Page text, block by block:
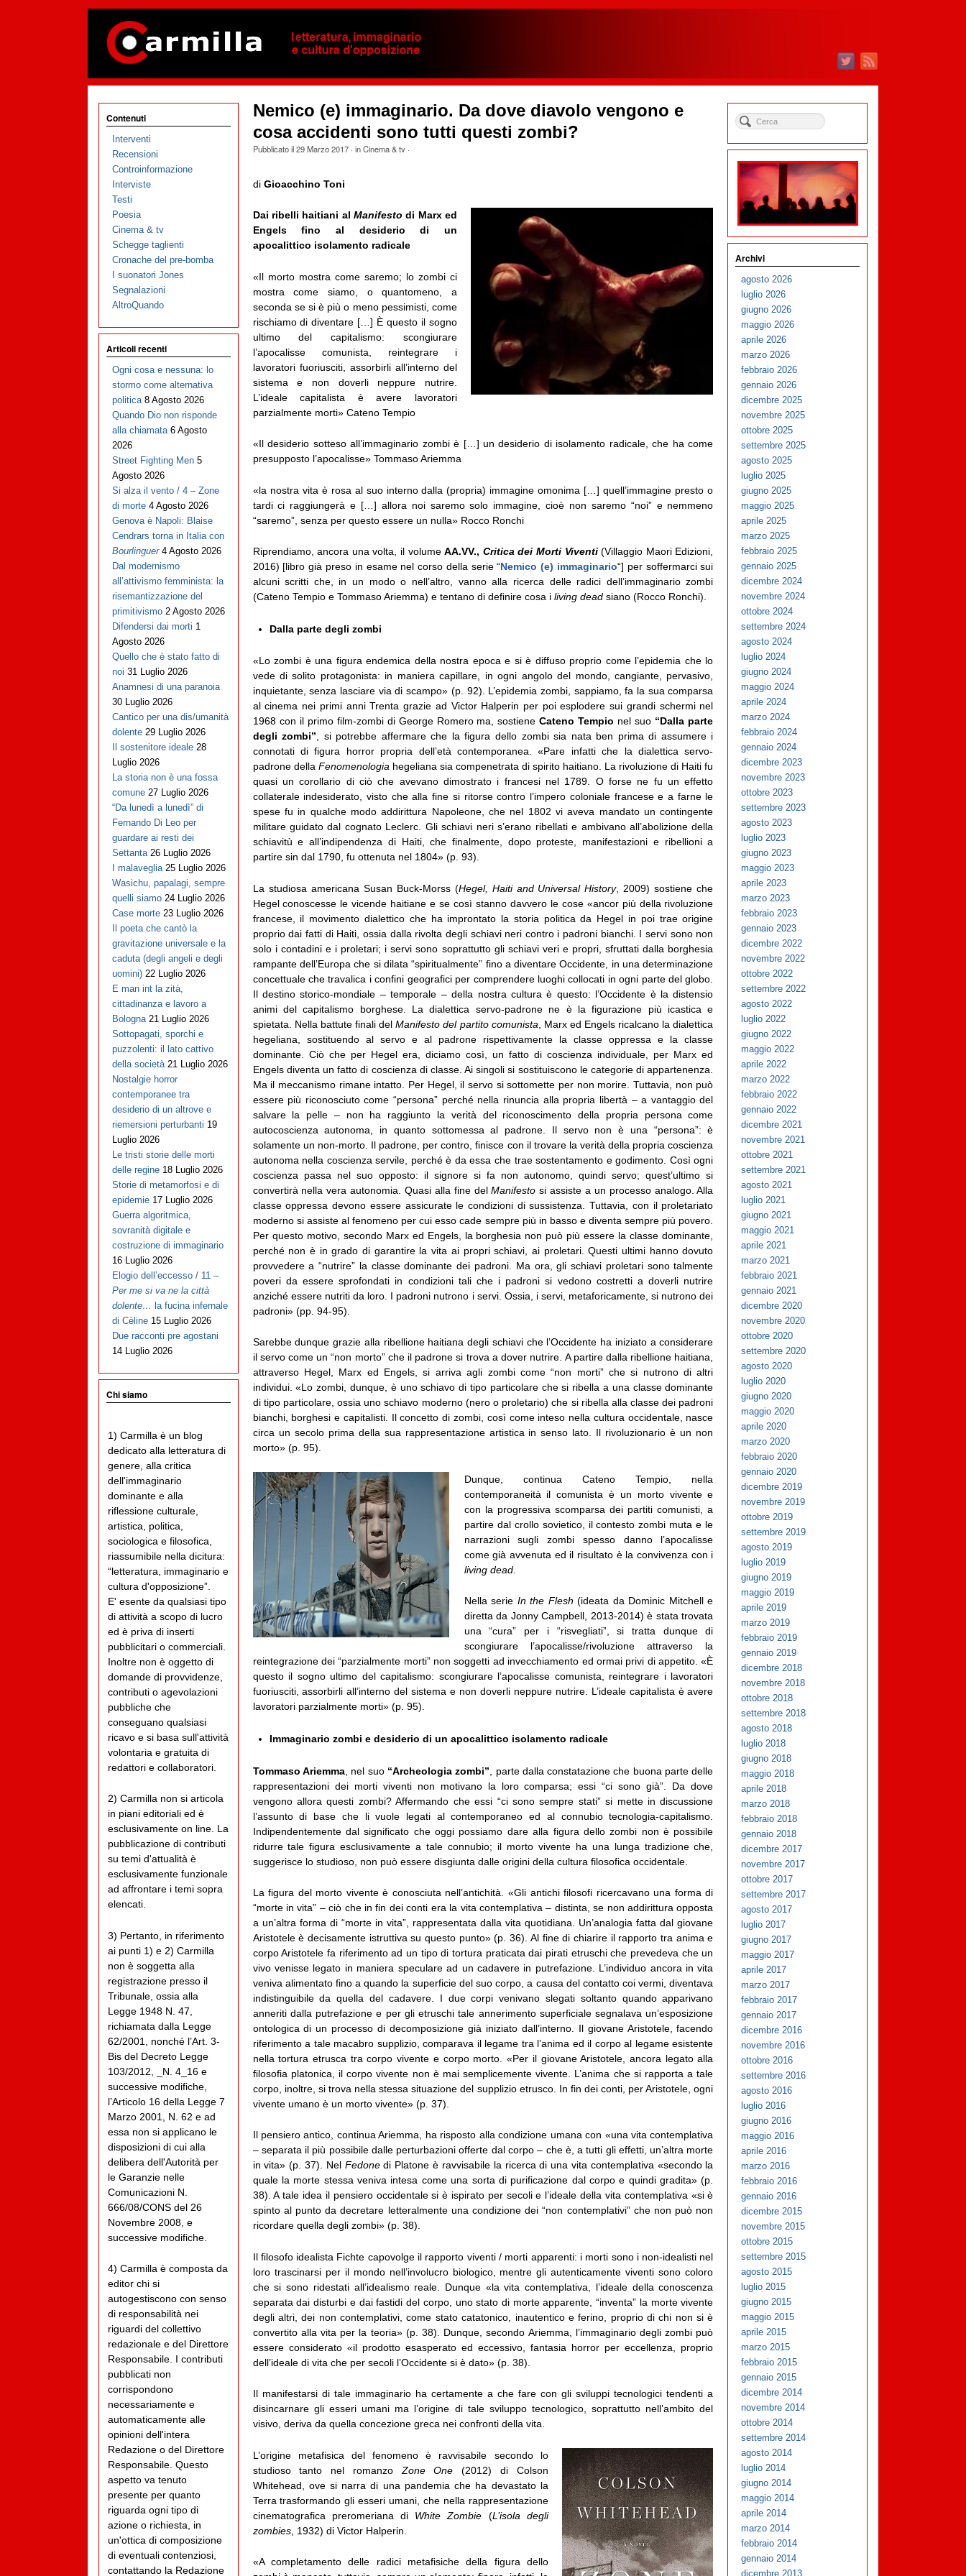
Nemico (e) immaginario. Da dove diavolo vengono e
cosa accidenti sono tutti questi zombi?
Pubblicato il29 Marzo 2017· inCinema & tv·
di Gioacchino Toni
Dai ribelli haitiani al Manifesto di Marx ed
Engels fino al desiderio di un
apocalittico isolamento radicale
«Il morto mostra come saremo; lo zombi ci
mostra come siamo, o quantomeno, a
seconda se si è più o meno pessimisti, come
rischiamo di diventare […] È questo il sogno
ultimo del capitalismo: scongiurare
l’apocalisse comunista, reintegrare i
lavoratori fuoriusciti, assorbirli all’interno del
sistema e non doverli neppure nutrire.
L’ideale capitalista è avere lavoratori
parzialmente morti» Cateno Tempio
«Il desiderio sotteso all’immaginario zombi è […] un desiderio di isolamento radicale, che ha come
presupposto l’apocalisse» Tommaso Ariemma
«la nostra vita è rosa al suo interno dalla (propria) immagine omonima […] quell’immagine presto o
tardi ci raggiungerà e […] allora noi saremo solo immagine, cioè non saremo “noi” e nemmeno
“saremo”, senza per questo essere un nulla» Rocco Ronchi
Riprendiamo, ancora una volta, il volumeAA.VV., Critica dei Morti Viventi(Villaggio Maori Edizioni,
2016) [libro già preso in esame nel corso della serie “Nemico (e) immaginario“] per soffermarci sui
alcuni scritti che, in un modo o nell’altro, vanno alla ricerca delle radici dell’immaginario zombi
(Cateno Tempio e Tommaso Ariemma) e tentano di definire cosa i living deadsiano (Rocco Ronchi).
Dalla parte degli zombi
«Lo zombi è una figura endemica della nostra epoca e si è diffuso proprio come l’epidemia che lo
vede di solito protagonista: in maniera capillare, in ogni angolo del mondo, cangiante, pervasivo,
inquietante, senza lasciare via di scampo» (p. 92). L’epidemia zombi, sappiamo, fa la sua comparsa
al cinema nei primi anni Trenta grazie ad Victor Halperin per poi esplodere sui grandi schermi nel
1968 con il primo film-zombi di George Romero ma, sostieneCateno Tempio nel suo “Dalla parte
degli zombi”, si potrebbe affermare che la figura dello zombi sia nata ben prima di assumere i
connotati di figura horror propria dell’età contemporanea. «Pare infatti che la dialettica servo-
padrone della Fenomenologiahegeliana sia compenetrata di spirito haitiano. La rivoluzione di Haiti fu
quasi un corollario di ciò che avevano dimostrato i francesi nel 1789. O forse ne fu un effetto
collaterale indesiderato, visto che alla fine si ritorse contro l’impero coloniale francese e a farne le
spese fu in qualche modo addirittura Napoleone, che nel 1802 vi aveva mandato un contingente
militare guidato dal cognato Leclerc. Gli schiavi neri s’erano ribellati e ambivano all’abolizione della
schiavitù e all’indipendenza di Haiti, che finalmente, dopo proteste, manifestazioni e ribellioni a
partire sin dal 1790, fu ottenuta nel 1804» (p. 93).
La studiosa americana Susan Buck-Morss (Hegel, Haiti and Universal History, 2009) sostiene che
Hegel conoscesse le vicende haitiane e se così stanno davvero le cose «ancor più della rivoluzione
francese, il movimento dialettico che ha improntato la storia politica da Hegel in poi trae origine
proprio dai fatti di Haiti, ossia dalla rivolta degli schiavi neri contro i padroni bianchi. I servi sono non
solo i contadini e i proletari; i servi sono soprattutto gli schiavi veri e propri, sfruttati dalla borghesia
rampante dell’Europa che si dilata “spiritualmente” fino a diventare Occidente, in una determinazione
concettuale che travalica i confini geografici per comprendere luoghi collocati in ogni parte del globo.
Il destino storico-mondiale – temporale – della nostra cultura è questo: l’Occidente è la distensio
animi del capitalismo borghese. La dialettica servo-padrone ne è la figurazione più icastica e
spietata. Nella battute finali delManifesto del partito comunista , Marx ed Engels ricalcano la dialettica
hegeliana, sostituendo al servo e al padrone rispettivamente la classe oppressa e la classe
dominante. Ciò che per Hegel era, diciamo così, un fatto di coscienza individuale, per Marx ed
Engels diventa un fatto di coscienza di classe. Ai singoli si sostituiscono le categorie di appartenenza.
Ma il meccanismo rimane intatto. Per Hegel, il servo si sottomette per non morire. Tuttavia, non può
essere più riconosciuto come “persona” perché nella rinuncia alla propria libertà – a vantaggio del
salvare la pelle – non ha raggiunto la verità del riconoscimento della propria persona come
autocoscienza autonoma, in quanto sottomessa al padrone. Il servo non è una “persona”: è
solamente un non-morto. Il padrone, per contro, finisce con il trovare la verità della propria coscienza
autonoma nella coscienza servile, perché è da essa che trae sostentamento e godimento. Così ogni
coscienza passa nel suo opposto: il signore si fa non autonomo, quindi servo; quest’ultimo si
convertirà nella vera autonomia. Quasi alla fine delManifesto si assiste a un processo analogo. Alla
classe oppressa devono essere assicurate le condizioni di sussistenza. Tuttavia, con il proletariato
moderno si assiste al fenomeno per cui esso cade sempre più in basso e diventa sempre più povero.
Per questo motivo, secondo Marx ed Engels, la borghesia non può più essere la classe dominante,
perché non è in grado di garantire la vita ai propri schiavi, ai proletari. Questi ultimi hanno dovuto
provvedere a “nutrire” la classe dominante dei padroni. Ma ora, gli schiavi proletari sono talmente
poveri da essere sprofondati in condizioni tali che i padroni si vedono costretti a doverli nutrire
anziché essere nutriti da loro. I padroni nutrono i servi. Ossia, i servi, metaforicamente, si nutrono dei
padroni» (pp. 94-95).
Sarebbe dunque grazie alla ribellione haitiana degli schiavi che l’Occidente ha iniziato a considerare
il servo come un “non morto” che il padrone si trova a dover nutrire. A partire dalla ribellione haitiana,
attraverso Hegel, Marx ed Engels, si arriva agli zombi come “non morti” che si nutrono di altri
individui. «Lo zombi, dunque, è uno schiavo di tipo particolare che si ribella a una classe dominante
di tipo particolare, ossia uno schiavo moderno (nero o proletario) che si ribella alla classe dei padroni
bianchi, borghesi e capitalisti. Il concetto di zombi, così come inteso nella cultura occidentale, nasce
circa un secolo prima della sua rappresentazione artistica in senso lato. Il rivoluzionario è un non
morto» (p. 95).
Dunque, continua Cateno Tempio, nella
contemporaneità il comunista è un morto vivente e
con la progressiva scomparsa dei partiti comunisti, a
partire dal crollo sovietico, il contesto zombi muta e le
narrazioni sugli zombi spesso danno l’apocalisse
come già avvenuta ed il risultato è la convivenza con i
living dead.
Nella serie In the Flesh (ideata da Dominic Mitchell e
diretta da Jonny Campbell, 2013-2014) è stata trovata
una “cura” per i “risvegliati”, si tratta dunque di
scongiurare l’apocalisse/rivoluzione attraverso la
reintegrazione dei “parzialmente morti” non soggetti ad invecchiamento ed ormai privi di appetito. «È
questo il sogno ultimo del capitalismo: scongiurare l’apocalisse comunista, reintegrare i lavoratori
fuoriusciti, assorbirli all’interno del sistema e non doverli neppure nutrire. L’ideale capitalista è avere
lavoratori parzialmente morti» (p. 95).
Immaginario zombi e desiderio di un apocalittico isolamento radicale
Tommaso Ariemma, nel suo“Archeologia zombi” , parte dalla constatazione che buona parte delle
rappresentazioni dei morti viventi non motivano la loro comparsa; essi “ci sono già”. Da dove
vengono allora questi zombi? Affermando che essi “ci sono sempre stati” si mette in discussione
l’assunto di base che li vuole legati al contemporaneo ed al connubio tecnologia-capitalismo.
Indipendentemente dal significato che oggi possiamo dare alla figura dello zombi non è possibile
ridurre tale figura esclusivamente a tale connubio; il morto vivente ha una lunga tradizione che,
suggerisce lo studioso, non può essere disgiunta dalle origini della cultura filosofica occidentale.
La figura del morto vivente è conosciuta nell’antichità. «Gli antichi filosofi ricercavano una forma di
“morte in vita” – ciò che in fin dei conti era la vita contemplativa – distinta, se non addirittura opposta
a un’altra forma di “morte in vita”, rappresentata dalla vita quotidiana. Un’analogia fatta dal giovane
Aristotele è decisamente istruttiva su questo punto» (p. 36). Al fine di chiarire il rapporto tra anima e
corpo Aristotele fa riferimento ad un tipo di tortura praticata dai pirati etruschi che prevedeva che un
vivo venisse legato in maniera speculare ad un cadavere in putrefazione. L’individuo ancora in vita
veniva alimentato fino a quando la superficie del suo corpo, a causa del contatto coi vermi, diventava
indistinguibile da quella del cadavere. I due corpi venivano slegati soltanto quando apparivano
anneriti dalla putrefazione e per gli etruschi tale annerimento superficiale segnalava un’esposizione
ontologica di un processo di decomposizione già iniziato dall’interno. Il giovane Aristotele, facendo
riferimento a tale macabro supplizio, comparava il legame tra l’anima ed il corpo al legame esistente
nella tortura etrusca tra corpo vivente e corpo morto. «Per il giovane Aristotele, ancora legato alla
filosofia platonica, il corpo vivente non è mai semplicemente vivente. L’anima che si rapporta a tale
corpo, inoltre, si trova nella stessa situazione del supplizio etrusco. In fin dei conti, per Aristotele, ogni
vivente umano è un morto vivente» (p. 37).
Il pensiero antico, continua Ariemma, ha risposto alla condizione umana con «una vita contemplativa
– separata il più possibile dalle perturbazioni offerte dal corpo – che è, a tutti gli effetti, un’altra morte
in vita» (p. 37). Nel Fedonedi Platone è ravvisabile la ricerca di una vita contemplativa «secondo la
quale la morte stessa veniva intesa come una sorta di purificazione dal corpo e quindi gradita» (p.
38). A tale idea il pensiero occidentale si è ispirato per secoli e l’ideale della vita contemplativa «si è
spinto al punto da decretare letteralmente una condizione dei “non contemplativi” che non può non
ricordare quella degli zombi» (p. 38).
Il filosofo idealista Fichte capovolge il rapporto viventi / morti apparenti: i morti sono i non-idealisti nel
loro trascinarsi per il mondo nell’involucro biologico, mentre gli autenticamente viventi sono coloro
che si sono ridestati all’idealismo reale. Dunque «la vita contemplativa, l’ideale della conoscenza
separata dai disturbi e dai fastidi del corpo, uno stato di morte apparente, “inventa” la morte vivente
degli altri, dei non contemplativi, come stato catatonico, inautentico e ferino, proprio di chi non si è
convertito alla vita per la teoria» (p. 38). Dunque, secondo Ariemma, l’immaginario degli zombi può
essere considerato «il prodotto esasperato ed eccessivo, fantasia horror per eccellenza, proprio
dell’ideale di vita che per secoli l’Occidente si è dato» (p. 38).
Il manifestarsi di tale immaginario ha certamente a che fare con gli sviluppi tecnologici tendenti a
disincarnare gli esseri umani ma l’origine di tale sviluppo tecnologico, soprattutto nell’ambito del
visivo, deriva da quella concezione greca nei confronti della vita.
L’origine metafisica del fenomeno è ravvisabile secondo lo
studioso tanto nel romanzo Zone One (2012) di Colson
Whitehead, ove si narra di una pandemia che ha devastato la
Terra trasformando gli esseri umani, che nella rappresentazione
cinematografica preromeriana di White Zombie (L’isola degli
zombies, 1932) di Victor Halperin.
«A completamento delle radici metafisiche della figura dello
Contenuti
Interventi
Recensioni
Controinformazione
Interviste
Testi
Poesia
Cinema & tv
Schegge taglienti
Cronache del pre-bomba
I suonatori Jones
Segnalazioni
AltroQuando
Articoli recenti
Ogni cosa e nessuna: lo
stormo come alternativa
politica 8 Agosto 2026
Quando Dio non risponde
alla chiamata 6 Agosto
2026
Street Fighting Men 5
Agosto 2026
Si alza il vento / 4 – Zone
di morte 4 Agosto 2026
Genova è Napoli: Blaise
Cendrars torna in Italia con
Bourlinguer 4 Agosto 2026
Dal modernismo
all’attivismo femminista: la
risemantizzazione del
primitivismo 2 Agosto 2026
Difendersi dai morti 1
Agosto 2026
Quello che è stato fatto di
noi 31 Luglio 2026
Anamnesi di una paranoia
30 Luglio 2026
Cantico per una dis/umanità
dolente 29 Luglio 2026
Il sostenitore ideale 28
Luglio 2026
La storia non è una fossa
comune 27 Luglio 2026
“Da lunedì a lunedì” di
Fernando Di Leo per
guardare ai resti dei
Settanta 26 Luglio 2026
I malaveglia 25 Luglio 2026
Wasichu, papalagi, sempre
quelli siamo 24 Luglio 2026
Case morte 23 Luglio 2026
Il poeta che cantò la
gravitazione universale e la
caduta (degli angeli e degli
uomini) 22 Luglio 2026
E man int la zità,
cittadinanza e lavoro a
Bologna 21 Luglio 2026
Sottopagati, sporchi e
puzzolenti: il lato cattivo
della società 21 Luglio 2026
Nostalgie horror
contemporanee tra
desiderio di un altrove e
riemersioni perturbanti 19
Luglio 2026
Le tristi storie delle morti
delle regine 18 Luglio 2026
Storie di metamorfosi e di
epidemie 17 Luglio 2026
Guerra algoritmica,
sovranità digitale e
costruzione di immaginario
16 Luglio 2026
Elogio dell’eccesso / 11 –
Per me si va ne la città
dolente… la fucina infernale
di Cèline 15 Luglio 2026
Due racconti pre agostani
14 Luglio 2026
Chi siamo
1) Carmilla è un blog
dedicato alla letteratura di
genere, alla critica
dell'immaginario
dominante e alla
riflessione culturale,
artistica, politica,
sociologica e filosofica,
riassumibile nella dicitura:
“letteratura, immaginario e
cultura d'opposizione”.
E' esente da qualsiasi tipo
di attività a scopo di lucro
ed è priva di inserti
pubblicitari o commerciali.
Inoltre non è oggetto di
domande di provvidenze,
contributi o agevolazioni
pubbliche che
conseguano qualsiasi
ricavo e si basa sull'attività
volontaria e gratuita di
redattori e collaboratori.
2) Carmilla non si articola
in piani editoriali ed è
esclusivamente on line. La
pubblicazione di contributi
su temi d'attualità è
esclusivamente funzionale
ad affrontare i temi sopra
elencati.
3) Pertanto, in riferimento
ai punti 1) e 2) Carmilla
non è soggetta alla
registrazione presso il
Tribunale, ossia alla
Legge 1948 N. 47,
richiamata dalla Legge
62/2001, nonché l’Art. 3-
Bis del Decreto Legge
103/2012, _N. 4_16 e
successive modifiche,
l’Articolo 16 della Legge 7
Marzo 2001, N. 62 e ad
essa non si applicano le
disposizioni di cui alla
delibera dell'Autorità per
le Garanzie nelle
Comunicazioni N.
666/08/CONS del 26
Novembre 2008, e
successive modifiche.
4) Carmilla è composta da
editor chi si
autogestiscono con senso
di responsabilità nei
riguardi del collettivo
redazionale e del Direttore
Responsabile. I contributi
pubblicati non
corrispondono
necessariamente e
automaticamente alle
opinioni dell'intera
Redazione o del Direttore
Responsabile. Questo
aspetto va tenuto
presente per quanto
riguarda ogni tipo di
azione o richiesta, in
un'ottica di composizione
di eventuali contenziosi,
contattando la Redazione
Archivi
agosto 2026
luglio 2026
giugno 2026
maggio 2026
aprile 2026
marzo 2026
febbraio 2026
gennaio 2026
dicembre 2025
novembre 2025
ottobre 2025
settembre 2025
agosto 2025
luglio 2025
giugno 2025
maggio 2025
aprile 2025
marzo 2025
febbraio 2025
gennaio 2025
dicembre 2024
novembre 2024
ottobre 2024
settembre 2024
agosto 2024
luglio 2024
giugno 2024
maggio 2024
aprile 2024
marzo 2024
febbraio 2024
gennaio 2024
dicembre 2023
novembre 2023
ottobre 2023
settembre 2023
agosto 2023
luglio 2023
giugno 2023
maggio 2023
aprile 2023
marzo 2023
febbraio 2023
gennaio 2023
dicembre 2022
novembre 2022
ottobre 2022
settembre 2022
agosto 2022
luglio 2022
giugno 2022
maggio 2022
aprile 2022
marzo 2022
febbraio 2022
gennaio 2022
dicembre 2021
novembre 2021
ottobre 2021
settembre 2021
agosto 2021
luglio 2021
giugno 2021
maggio 2021
aprile 2021
marzo 2021
febbraio 2021
gennaio 2021
dicembre 2020
novembre 2020
ottobre 2020
settembre 2020
agosto 2020
luglio 2020
giugno 2020
maggio 2020
aprile 2020
marzo 2020
febbraio 2020
gennaio 2020
dicembre 2019
novembre 2019
ottobre 2019
settembre 2019
agosto 2019
luglio 2019
giugno 2019
maggio 2019
aprile 2019
marzo 2019
febbraio 2019
gennaio 2019
dicembre 2018
novembre 2018
ottobre 2018
settembre 2018
agosto 2018
luglio 2018
giugno 2018
maggio 2018
aprile 2018
marzo 2018
febbraio 2018
gennaio 2018
dicembre 2017
novembre 2017
ottobre 2017
settembre 2017
agosto 2017
luglio 2017
giugno 2017
maggio 2017
aprile 2017
marzo 2017
febbraio 2017
gennaio 2017
dicembre 2016
novembre 2016
ottobre 2016
settembre 2016
agosto 2016
luglio 2016
giugno 2016
maggio 2016
aprile 2016
marzo 2016
febbraio 2016
gennaio 2016
dicembre 2015
novembre 2015
ottobre 2015
settembre 2015
agosto 2015
luglio 2015
giugno 2015
maggio 2015
aprile 2015
marzo 2015
febbraio 2015
gennaio 2015
dicembre 2014
novembre 2014
ottobre 2014
settembre 2014
agosto 2014
luglio 2014
giugno 2014
maggio 2014
aprile 2014
marzo 2014
febbraio 2014
gennaio 2014
dicembre 2013